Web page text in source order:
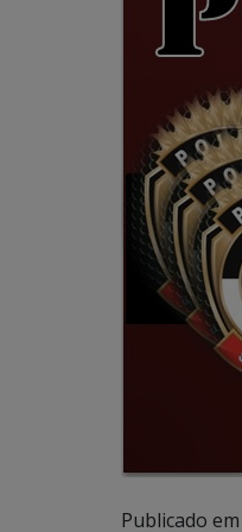
Publicado em